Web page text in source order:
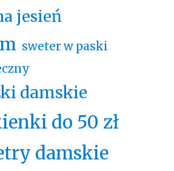
jesień
sweter w paski
damskie
do 50 zł
damskie